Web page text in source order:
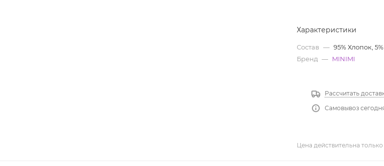
Характеристики
Состав — 95% Хлопок,
Бренд — MINIMI
Рассчитать
Самовывоз
Цена действительна